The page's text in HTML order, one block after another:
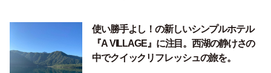
使い勝手よし！の新しいシンプルホテル
『A VILLAGE』に注目。西湖の静けさの
中でクイックリフレッシュの旅を。